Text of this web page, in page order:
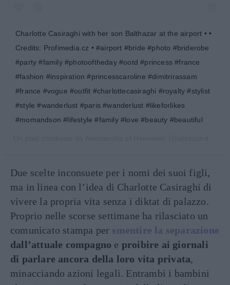
Charlotte Casiraghi with her son Balthazar at the airport • •
Credits: Profimedia.cz • #airport #bride #photo #briderobe
#party #family #photooftheday #ootd #princess #france
#fashion #inspiration #princesscaroline #dimitrirassam
#france #vogue #outfit #charlottecasiraghi #royalty #stylist
#style #wanderlust #paris #wanderlust #likeforlikes
#momandson #lifestyle #family #love #beauty #beautiful
Due scelte inconsuete per i nomi dei suoi figli,
ma in linea con l’idea di Charlotte Casiraghi di
vivere la propria vita senza i diktat di palazzo.
Proprio nelle scorse settimane ha rilasciato un
comunicato stampa per smentire la separazione
dall’attuale compagno e proibire ai giornali
di parlare ancora della loro vita privata,
minacciando azioni legali. Entrambi i bambini